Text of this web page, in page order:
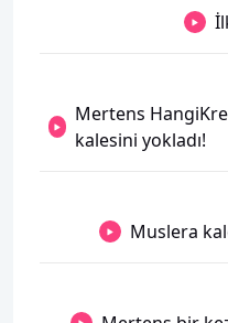
Mertens
kalesini yokladı!
Muslera